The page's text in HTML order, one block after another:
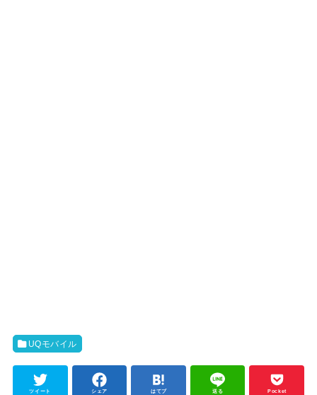
UQモバイル
ツイート シェア はてブ 送る Pocket